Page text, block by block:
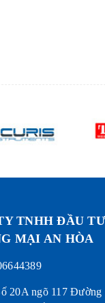
TNHH ĐẦU
MẠI AN HÒA
20A ngõ 117 Đường